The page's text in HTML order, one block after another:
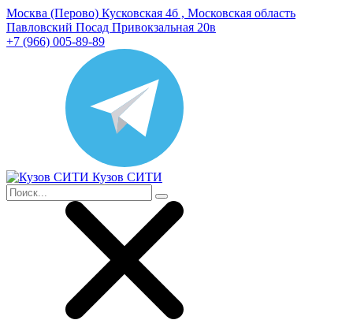
Москва (Перово) Кусковская 4б , Московская область
Павловский Посад Привокзальная 20в
+7 (966) 005-89-89
Кузов СИТИ